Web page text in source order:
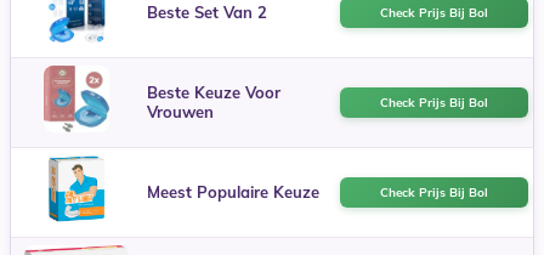
Beste Set Van 2 Check Prijs Bij Bol
Beste Keuze Voor
Vrouwen
Check Prijs Bij Bol
Meest Populaire Keuze Check Prijs Bij Bol